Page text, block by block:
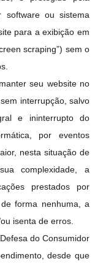
software ou sistema
para a exibição em
scraping”) sem o
seu website no
interrupção, salvo
e ininterrupto do
por eventos
nesta situação de
complexidade, a
prestados por
forma nenhuma, a
isenta de erros.
do Consumidor
desde que